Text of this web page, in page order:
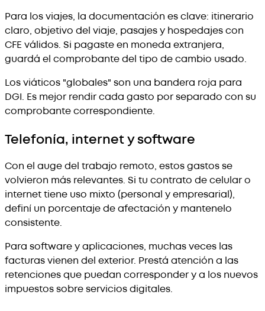
Para los viajes, la documentación es clave: itinerario
claro, objetivo del viaje, pasajes y hospedajes con
CFE válidos. Si pagaste en moneda extranjera,
guardá el comprobante del tipo de cambio usado.
Los viáticos "globales" son una bandera roja para
DGI. Es mejor rendir cada gasto por separado con su
comprobante correspondiente.
Telefonía, internet y software
Con el auge del trabajo remoto, estos gastos se
volvieron más relevantes. Si tu contrato de celular o
internet tiene uso mixto (personal y empresarial),
definí un porcentaje de afectación y mantenelo
consistente.
Para software y aplicaciones, muchas veces las
facturas vienen del exterior. Prestá atención a las
retenciones que puedan corresponder y a los nuevos
impuestos sobre servicios digitales.